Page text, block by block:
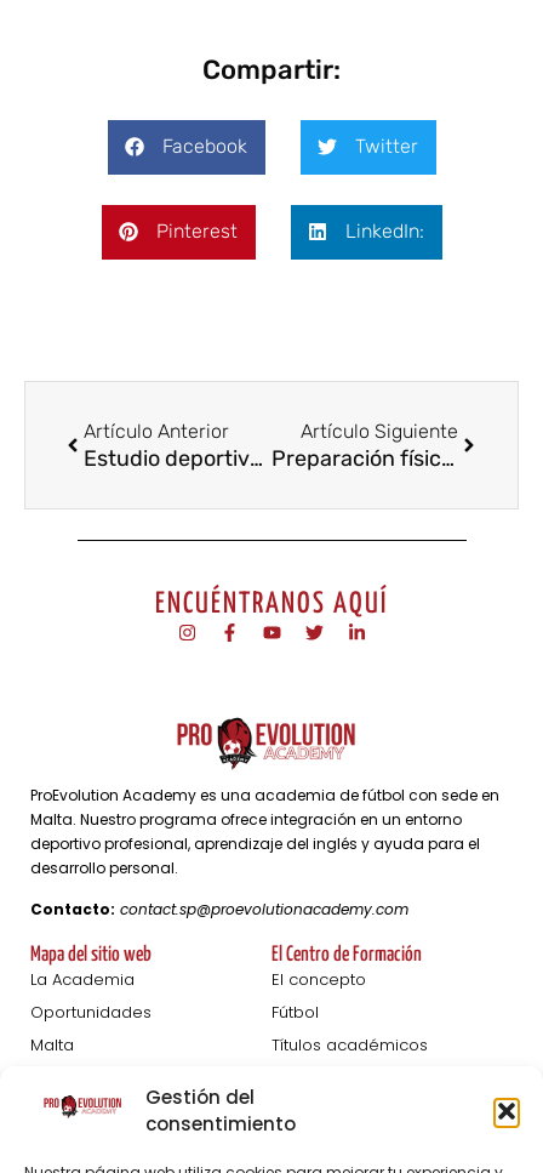
Gestión del
consentimiento
Compartir:
Facebook Twitter
Pinterest LinkedIn:
Artículo Anterior
Estudio deportivo en fútbol
Artículo Siguiente
Preparación física para el fútbol
ENCUÉNTRANOS AQUÍ
ProEvolution Academy es una academia de fútbol con sede en
Malta. Nuestro programa ofrece integración en un entorno
deportivo profesional, aprendizaje del inglés y ayuda para el
desarrollo personal.
Contacto: contact.sp@proevolutionacademy.com
Mapa del sitio web
La Academia
Oportunidades
Malta
Blog
El Centro de Formación
El concepto
Fútbol
Títulos académicos